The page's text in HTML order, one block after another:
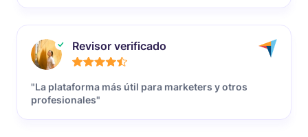
Revisor verificado
"La plataforma más útil para marketers y otros
profesionales"